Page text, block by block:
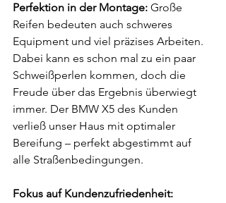
Perfektion in der Montage: Große
Reifen bedeuten auch schweres
Equipment und viel präzises Arbeiten.
Dabei kann es schon mal zu ein paar
Schweißperlen kommen, doch die
Freude über das Ergebnis überwiegt
immer. Der BMW X5 des Kunden
verließ unser Haus mit optimaler
Bereifung – perfekt abgestimmt auf
alle Straßenbedingungen.
Fokus auf Kundenzufriedenheit: